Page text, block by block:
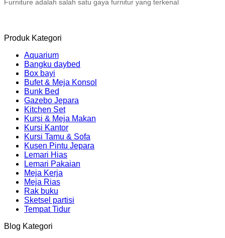
Furniture adalah salah satu gaya furnitur yang terkenal
Produk Kategori
Aquarium
Bangku daybed
Box bayi
Bufet & Meja Konsol
Bunk Bed
Gazebo Jepara
Kitchen Set
Kursi & Meja Makan
Kursi Kantor
Kursi Tamu & Sofa
Kusen Pintu Jepara
Lemari Hias
Lemari Pakaian
Meja Kerja
Meja Rias
Rak buku
Sketsel partisi
Tempat Tidur
Blog Kategori